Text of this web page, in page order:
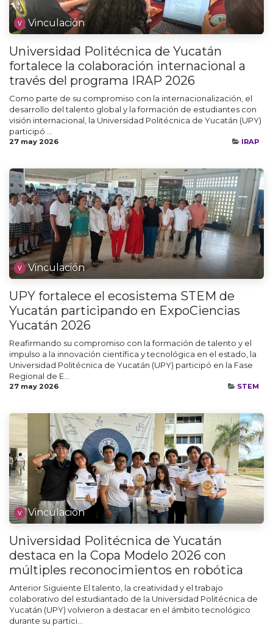
Vinculación
Universidad Politécnica de Yucatán
fortalece la colaboración internacional a
través del programa IRAP 2026
Como parte de su compromiso con la internacionalización, el
desarrollo del talento global y la formación de estudiantes con
visión internacional, la Universidad Politécnica de Yucatán (UPY)
participó ...
27 may 2026 IRAP
Vinculación
UPY fortalece el ecosistema STEM de
Yucatán participando en ExpoCiencias
Yucatán 2026
Reafirmando su compromiso con la formación de talento y el
impulso a la innovación científica y tecnológica en el estado, la
Universidad Politécnica de Yucatán (UPY) participó en la Fase
Regional de E...
27 may 2026 STEM
Vinculación
Universidad Politécnica de Yucatán
destaca en la Copa Modelo 2026 con
múltiples reconocimientos en robótica
Anterior Siguiente El talento, la creatividad y el trabajo
colaborativo del estudiantado de la Universidad Politécnica de
Yucatán (UPY) volvieron a destacar en el ámbito tecnológico
durante su partici...